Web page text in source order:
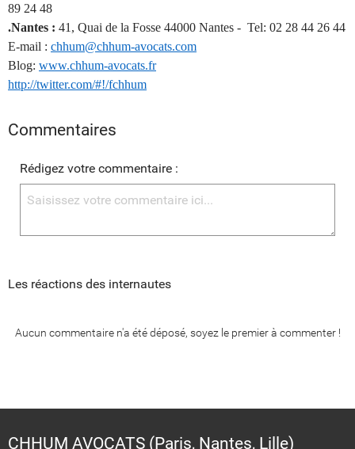
89 24 48
.Nantes : 41, Quai de la Fosse 44000 Nantes - Tel: 02 28 44 26 44
E-mail : chhum@chhum-avocats.com
Blog: www.chhum-avocats.fr
http://twitter.com/#!/fchhum
Commentaires
Rédigez votre commentaire :
Les réactions des internautes
Aucun commentaire n'a été déposé, soyez le premier à commenter !
CHHUM AVOCATS (Paris, Nantes, Lille)